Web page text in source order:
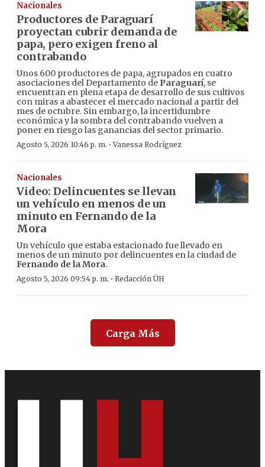
Nacionales
Productores de Paraguarí
proyectan cubrir demanda de
papa, pero exigen freno al
contrabando
Unos 600 productores de papa, agrupados en cuatro
asociaciones del Departamento de Paraguarí, se
encuentran en plena etapa de desarrollo de sus cultivos
con miras a abastecer el mercado nacional a partir del
mes de octubre. Sin embargo, la incertidumbre
económica y la sombra del contrabando vuelven a
poner en riesgo las ganancias del sector primario.
Agosto 5, 2026 10:46 p. m. ·Vanessa Rodríguez
Nacionales
Video: Delincuentes se llevan
un vehículo en menos de un
minuto en Fernando de la
Mora
Un vehículo que estaba estacionado fue llevado en
menos de un minuto por delincuentes en la ciudad de
Fernando de la Mora.
Agosto 5, 2026 09:54 p. m. · Redacción ÚH
Carga Más